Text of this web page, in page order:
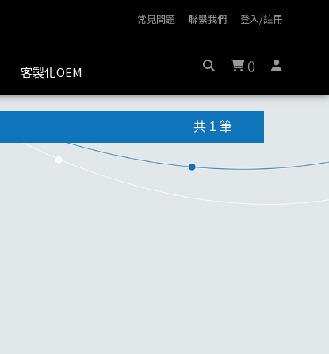
常見問題 聯繫我們 登入/註冊
()
客製化OEM
共 1 筆